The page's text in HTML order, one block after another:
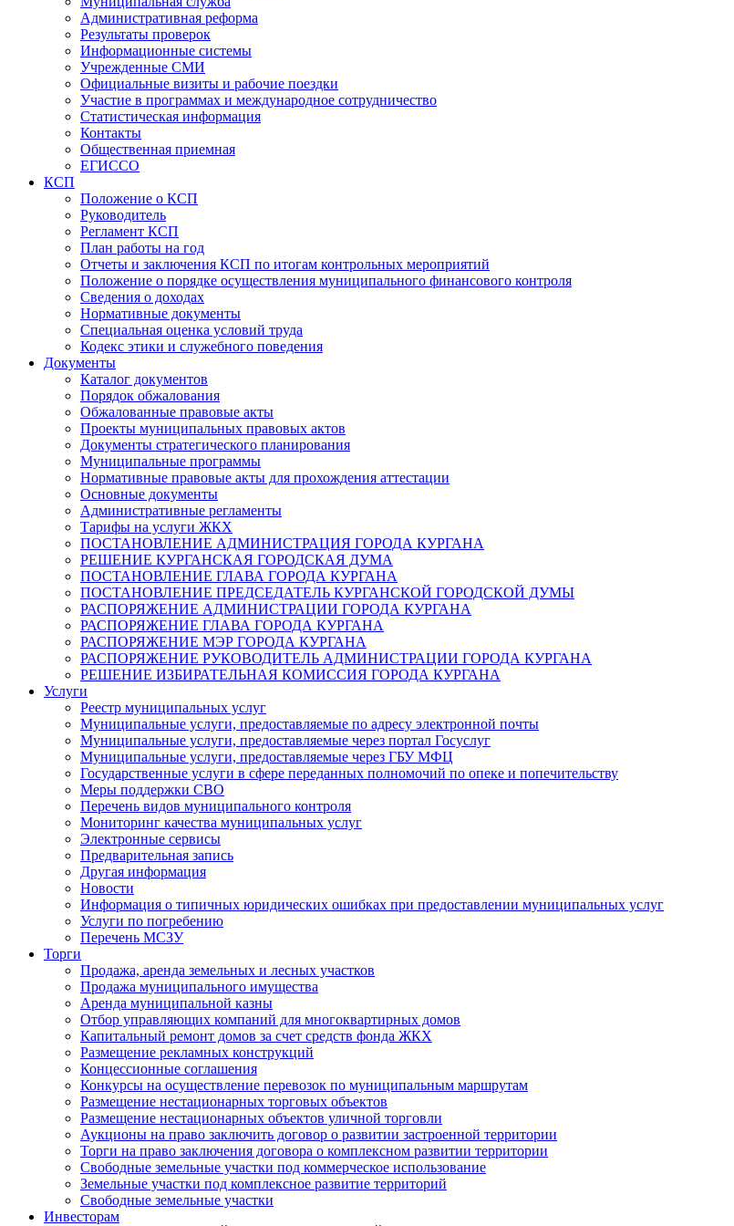
Административная реформа
Результаты проверок
Информационные системы
Учрежденные СМИ
Официальные визиты и рабочие поездки
Участие в программах и международное сотрудничество
Статистическая информация
Контакты
Общественная приемная
ЕГИССО
КСП
Положение о КСП
Руководитель
Регламент КСП
План работы на год
Отчеты и заключения КСП по итогам контрольных мероприятий
Положение о порядке осуществления муниципального финансового контроля
Сведения о доходах
Нормативные документы
Специальная оценка условий труда
Кодекс этики и служебного поведения
Документы
Каталог документов
Порядок обжалования
Обжалованные правовые акты
Проекты муниципальных правовых актов
Документы стратегического планирования
Муниципальные программы
Нормативные правовые акты для прохождения аттестации
Основные документы
Административные регламенты
Тарифы на услуги ЖКХ
ПОСТАНОВЛЕНИЕ АДМИНИСТРАЦИЯ ГОРОДА КУРГАНА
РЕШЕНИЕ КУРГАНСКАЯ ГОРОДСКАЯ ДУМА
ПОСТАНОВЛЕНИЕ ГЛАВА ГОРОДА КУРГАНА
ПОСТАНОВЛЕНИЕ ПРЕДСЕДАТЕЛЬ КУРГАНСКОЙ ГОРОДСКОЙ ДУМЫ
РАСПОРЯЖЕНИЕ АДМИНИСТРАЦИИ ГОРОДА КУРГАНА
РАСПОРЯЖЕНИЕ ГЛАВА ГОРОДА КУРГАНА
РАСПОРЯЖЕНИЕ МЭР ГОРОДА КУРГАНА
РАСПОРЯЖЕНИЕ РУКОВОДИТЕЛЬ АДМИНИСТРАЦИИ ГОРОДА КУРГАНА
РЕШЕНИЕ ИЗБИРАТЕЛЬНАЯ КОМИССИЯ ГОРОДА КУРГАНА
Услуги
Реестр муниципальных услуг
Муниципальные услуги, предоставляемые по адресу электронной почты
Муниципальные услуги, предоставляемые через портал Госуслуг
Муниципальные услуги, предоставляемые через ГБУ МФЦ
Государственные услуги в сфере переданных полномочий по опеке и попечительству
Меры поддержки СВО
Перечень видов муниципального контроля
Мониторинг качества муниципальных услуг
Электронные сервисы
Предварительная запись
Другая информация
Новости
Информация о типичных юридических ошибках при предоставлении муниципальных услуг
Услуги по погребению
Перечень МСЗУ
Торги
Продажа, аренда земельных и лесных участков
Продажа муниципального имущества
Аренда муниципальной казны
Отбор управляющих компаний для многоквартирных домов
Капитальный ремонт домов за счет средств фонда ЖКХ
Размещение рекламных конструкций
Концессионные соглашения
Конкурсы на осуществление перевозок по муниципальным маршрутам
Размещение нестационарных торговых объектов
Размещение нестационарных объектов уличной торговли
Аукционы на право заключить договор о развитии застроенной территории
Торги на право заключения договора о комплексном развитии территории
Свободные земельные участки под коммерческое использование
Земельные участки под комплексное развитие территорий
Свободные земельные участки
Инвесторам